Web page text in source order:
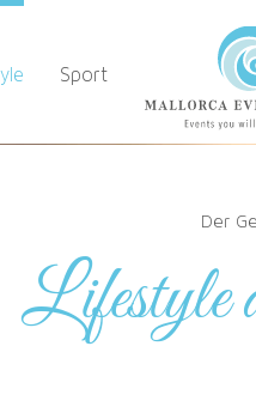
Sport
Der